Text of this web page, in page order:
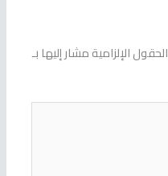
الحقول الإلزامية مشار إليها بـ